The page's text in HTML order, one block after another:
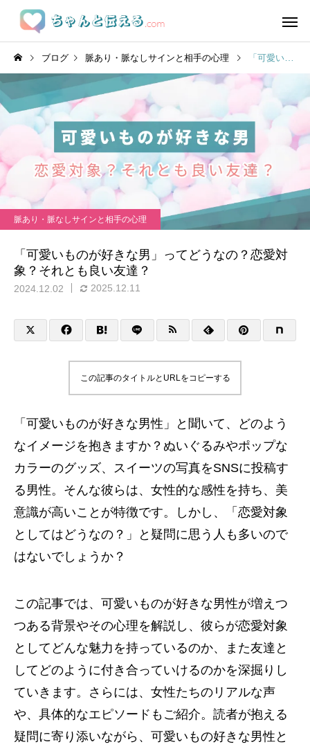
ブログ 脈あり・脈なしサインと相手の心理 「可愛いものが好きな男」ってどうなの？恋愛対象？それとも良い友達？
脈あり・脈なしサインと相手の心理
「可愛いものが好きな男」ってどうなの？恋愛対
象？それとも良い友達？
2024.12.02 2025.12.11
この記事のタイトルとURLをコピーする
「可愛いものが好きな男性」と聞いて、どのよう
なイメージを抱きますか？ぬいぐるみやポップな
カラーのグッズ、スイーツの写真をSNSに投稿す
る男性。そんな彼らは、女性的な感性を持ち、美
意識が高いことが特徴です。しかし、「恋愛対象
としてはどうなの？」と疑問に思う人も多いので
はないでしょうか？
この記事では、可愛いものが好きな男性が増えつ
つある背景やその心理を解説し、彼らが恋愛対象
としてどんな魅力を持っているのか、また友達と
してどのように付き合っていけるのかを深掘りし
ていきます。さらには、女性たちのリアルな声
や、具体的なエピソードもご紹介。読者が抱える
疑問に寄り添いながら、可愛いもの好きな男性と